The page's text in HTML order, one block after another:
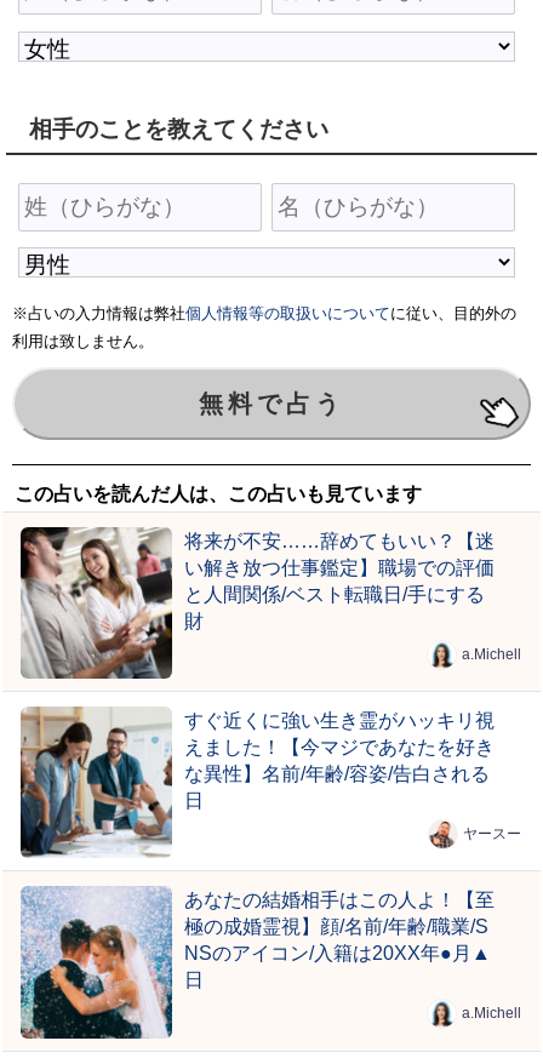
相手のことを教えてください
※占いの入力情報は弊社個人情報等の取扱いについてに従い、目的外の
利用は致しません。
この占いを読んだ人は、この占いも見ています
将来が不安……辞めてもいい？【迷
い解き放つ仕事鑑定】職場での評価
と人間関係/ベスト転職日/手にする
財
a.Michell
すぐ近くに強い生き霊がハッキリ視
えました！【今マジであなたを好き
な異性】名前/年齢/容姿/告白される
日
ヤースー
あなたの結婚相手はこの人よ！【至
極の成婚霊視】顔/名前/年齢/職業/S
NSのアイコン/入籍は20XX年●月▲
日
a.Michell